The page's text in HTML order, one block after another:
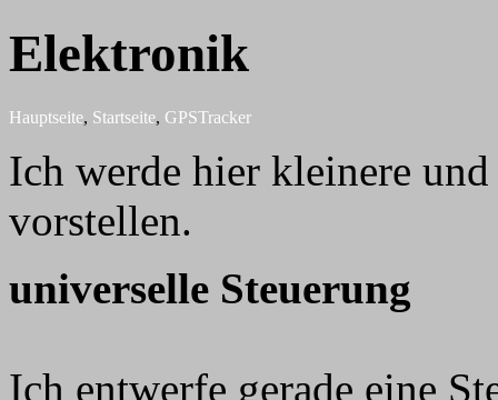
Elektronik
Hauptseite, Startseite, GPSTracker
Ich werde hier kleinere
vorstellen.
universelle Steuerung
Ich entwerfe gerade eine